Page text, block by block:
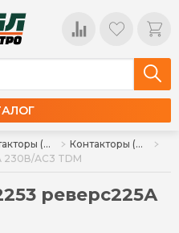
Контакторы (пускатели), комплектующие
Контакторы (пускатели)
230В/АС3 TDM
реверс225А